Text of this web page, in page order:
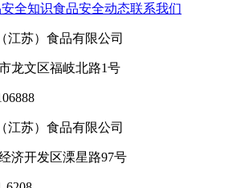
全知识食品安全动态联系我们
江苏）食品有限公司
龙文区福岐北路1号
江苏）食品有限公司
济开发区溧星路97号